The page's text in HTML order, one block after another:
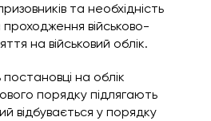
та необхідність
проходження військово-
на військовий облік.
на облік
порядку підлягають
відбувається у порядку